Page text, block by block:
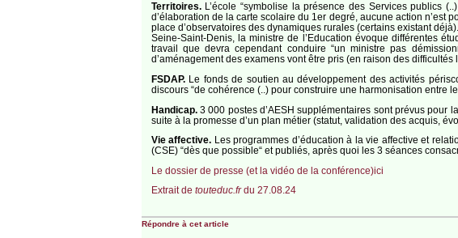
Territoires.L’école “symbolise la présence des Services publics
d’élaboration de la carte scolaire du 1er degré, aucune action n’est
place d’observatoires des dynamiques rurales (certains existant
Seine-Saint-Denis, la ministre de l’Education évoque différentes
travail que devra cependant conduire “un ministre pas
d’aménagement des examens vont être pris (en raison des
FSDAP. Le fonds de soutien au développement des activités
discours “de cohérence (..) pour construire une harmonisation entre
Handicap. 3 000 postes d’AESH supplémentaires sont prévus pour
suite à la promesse d’un plan métier (statut, validation des acquis,
Vie affective. Les programmes d’éducation à la vie affective et
(CSE) “dès que possible“ et publiés, après quoi les 3 séances
Le dossier de presse (et la vidéo de la conférence)ici
Extrait de touteduc.frdu 27.08.24
Répondre à cet article